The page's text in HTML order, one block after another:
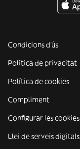
Condicions d'ús
Política de privacitat
Política de cookies
Compliment
Configurar les cookies
Llei de serveis digitals